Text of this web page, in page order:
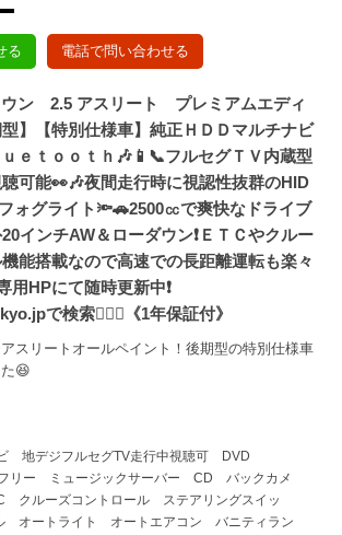
る 電話で問い合わせる
ン 2.5 アスリート プレミアムエディ
】【特別仕様車】純正ＨＤＤマルチナビ
ｅｔｏｏｔｈ🎶📱📞フルセグＴＶ内蔵型
可能👀🎶夜間走行時に視認性抜群のHID
ォグライト🔦🚗2500㏄で爽快なドライブ
インチAW＆ローダウン❗ＥＴＣやクルー
能搭載なので高速での長距離運転も楽々
用HPにて随時更新中❗
で検索🕵️‍♂️🌛《1年保証付》
スリートオールペイント！後期型の特別仕様車
😆
地デジフルセグTV走行中視聴可 DVD
リー ミュージックサーバー CD バックカメ
クルーズコントロール ステアリングスイッ
オートライト オートエアコン バニティラン